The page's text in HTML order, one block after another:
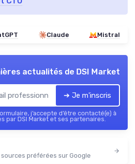
Claude Mistral
actualités de DSI Market
➔ Je m'inscris
j’accepte d’être contacté(e) à
par DSI Market et ses partenaires.
préférées sur Google